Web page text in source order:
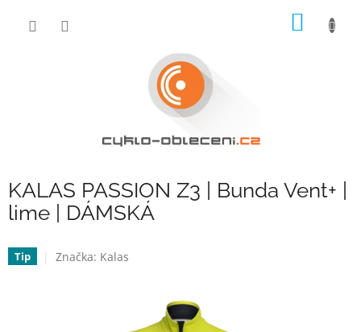
KALAS PASSION Z3 | Bunda Vent+ |
lime | DÁMSKÁ
Tip Značka: Kalas